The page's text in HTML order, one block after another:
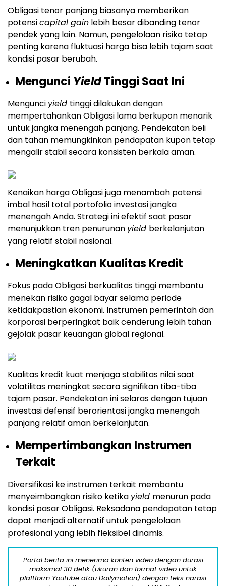
Obligasi tenor panjang biasanya memberikan
potensicapital gain lebih besar dibanding tenor
pendek yang lain. Namun, pengelolaan risiko tetap
penting karena fluktuasi harga bisa lebih tajam saat
kondisi pasar berubah.
Mengunci YieldTinggi Saat Ini
Mengunci yield tinggi dilakukan dengan
mempertahankan Obligasi lama berkupon menarik
untuk jangka menengah panjang. Pendekatan beli
dan tahan memungkinkan pendapatan kupon tetap
mengalir stabil secara konsisten berkala aman.
Kenaikan harga Obligasi juga menambah potensi
imbal hasil total portofolio investasi jangka
menengah Anda. Strategi ini efektif saat pasar
menunjukkan tren penurunan yield berkelanjutan
yang relatif stabil nasional.
Meningkatkan Kualitas Kredit
Fokus pada Obligasi berkualitas tinggi membantu
menekan risiko gagal bayar selama periode
ketidakpastian ekonomi. Instrumen pemerintah dan
korporasi berperingkat baik cenderung lebih tahan
gejolak pasar keuangan global regional.
Kualitas kredit kuat menjaga stabilitas nilai saat
volatilitas meningkat secara signifikan tiba-tiba
tajam pasar. Pendekatan ini selaras dengan tujuan
investasi defensif berorientasi jangka menengah
panjang relatif aman berkelanjutan.
Mempertimbangkan Instrumen
Terkait
Diversifikasi ke instrumen terkait membantu
menyeimbangkan risiko ketika yield menurun pada
kondisi pasar Obligasi. Reksadana pendapatan tetap
dapat menjadi alternatif untuk pengelolaan
profesional yang lebih fleksibel dinamis.
Portal berita ini menerima konten video dengan durasi
maksimal 30 detik (ukuran dan format video untuk
plaftform Youtube atau Dailymotion) dengan teks narasi